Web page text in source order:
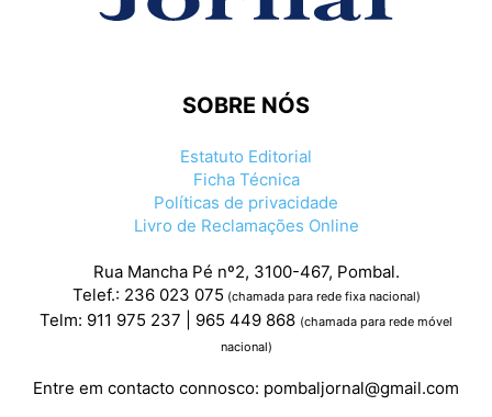
SOBRE NÓS
Estatuto Editorial
Ficha Técnica
Políticas de privacidade
Livro de Reclamações Online
Rua Mancha Pé nº2, 3100-467, Pombal.
Telef.: 236 023 075 (chamada para rede fixa nacional)
Telm: 911 975 237 | 965 449 868 (chamada para rede móvel
nacional)
Entre em contacto connosco: pombaljornal@gmail.com